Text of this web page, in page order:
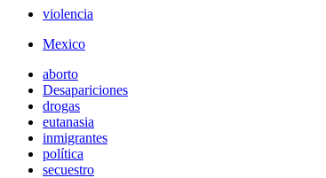
violencia
Mexico
aborto
Desapariciones
drogas
eutanasia
inmigrantes
política
secuestro